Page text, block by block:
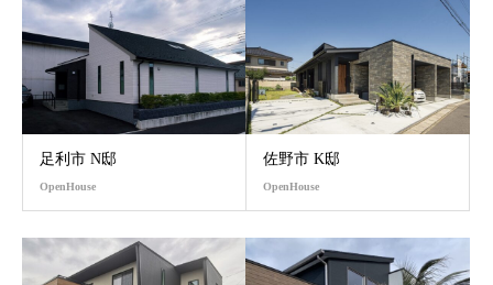
足利市 N邸
OpenHouse
佐野市 K邸
OpenHouse